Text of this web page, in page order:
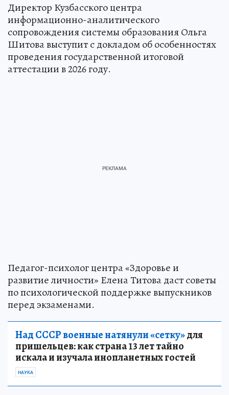
Директор Кузбасского центра
информационно-аналитического
сопровождения системы образования Ольга
Шитова выступит с докладом об особенностях
проведения государственной итоговой
аттестации в 2026 году.
Педагог-психолог центра «Здоровье и
развитие личности» Елена Титова даст советы
по психологической поддержке выпускников
перед экзаменами.
Над СССР военные натянули «сетку»для
пришельцев: как страна 13 лет тайно
искала и изучала инопланетных гостей
НАУКА